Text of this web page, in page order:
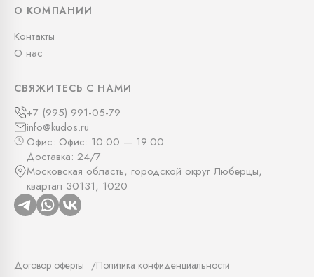
О КОМПАНИИ
Контакты
О нас
СВЯЖИТЕСЬ С НАМИ
+7 (995) 991-05-79
info@kudos.ru
Офис: Офис: 10:00 — 19:00
Доставка: 24/7
Московская область, городской округ Люберцы,
квартал 30131, 1020
Договор оферты Политика конфиденциальности